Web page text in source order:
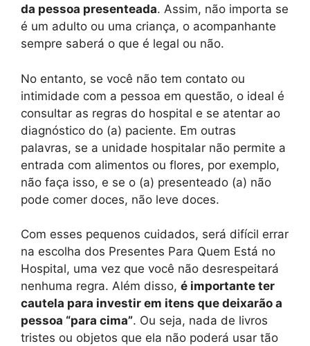
da pessoa presenteada. Assim, não importa se
é um adulto ou uma criança, o acompanhante
sempre saberá o que é legal ou não.
No entanto, se você não tem contato ou
intimidade com a pessoa em questão, o ideal é
consultar as regras do hospital e se atentar ao
diagnóstico do (a) paciente. Em outras
palavras, se a unidade hospitalar não permite a
entrada com alimentos ou flores, por exemplo,
não faça isso, e se o (a) presenteado (a) não
pode comer doces, não leve doces.
Com esses pequenos cuidados, será difícil errar
na escolha dos Presentes Para Quem Está no
Hospital, uma vez que você não desrespeitará
nenhuma regra. Além disso, é importante ter
cautela para investir em itens que deixarão a
pessoa “para cima”. Ou seja, nada de livros
tristes ou objetos que ela não poderá usar tão